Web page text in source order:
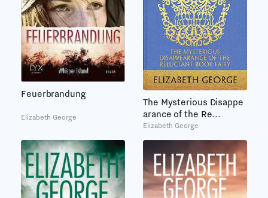
Feuerbrandung
Elizabeth George
The Mysterious Disappe
arance of the Re...
Elizabeth George